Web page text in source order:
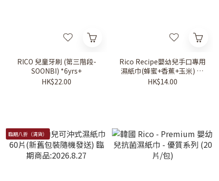
RICO 兒童牙刷 (第三階段-
SOONBI) *6yrs+
HK$22.00
Rico Recipe嬰幼兒手口專用
濕紙巾(蜂蜜+香蕉+玉米) 30
片
HK$14.00
臨期八折（清貨）